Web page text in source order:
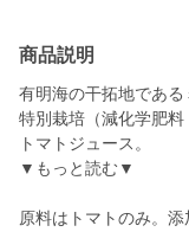
商品説明
有明海の干拓地であ
特別栽培（減化学肥
トマトジュース。
▼もっと読む▼
原料はトマトのみ。添